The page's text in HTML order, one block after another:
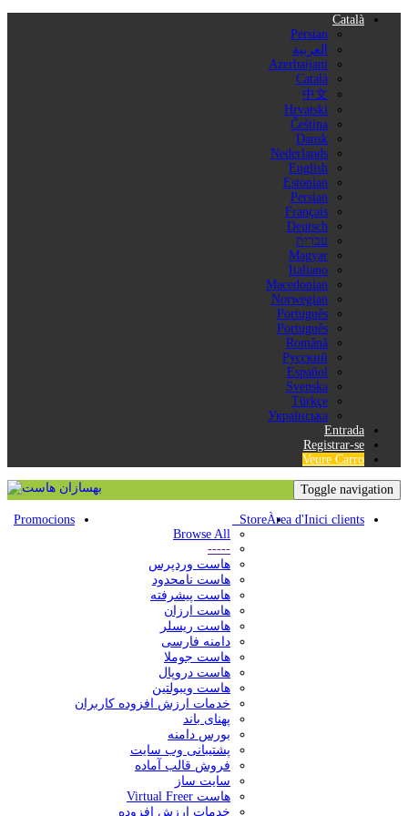
Català
Persian
العربية
Azerbaijani
Català
中文
Hrvatski
Čeština
Dansk
Nederlands
English
Estonian
Persian
Français
Deutsch
עברית
Magyar
Italiano
Macedonian
Norwegian
Português
Português
Română
Русский
Español
Svenska
Türkçe
Українська
Entrada
Registrar-se
Veure Carro
Toggle navigation
Àrea d'Inici clients
Store
Browse All
-----
هاست وردپرس
هاست نامحدود
هاست پیشرفته
هاست ارزان
هاست ریسلر
دامنه فارسی
هاست جوملا
هاست دروپال
هاست ویبولتین
خدمات ارزش افزوده کاربران
پهنای باند
بورس دامنه
پشتیبانی وب سایت
فروش قالب آماده
سایت ساز
هاست Virtual Freer
خدمات ارزش افزوده
Promocions